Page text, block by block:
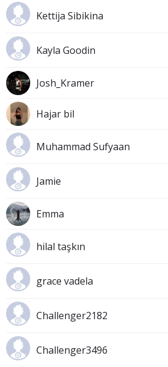
Kettija Sibikina
Kayla Goodin
Josh_Kramer
Hajar bil
Muhammad Sufyaan
Jamie
Emma
hilal taşkın
grace vadela
Challenger2182
Challenger3496